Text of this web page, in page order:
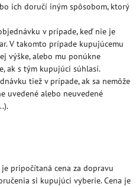
ich doručí iným spôsobom, ktorý
v prípade, keď nie je
V takomto prípade kupujúcemu
výške, alebo mu ponúkne
ak s tým kupujúci súhlasí.
tiež v prípade, ak sa nemôže
uvedené alebo neuvedené
pripočítaná cena za dopravu
si kupujúci vyberie. Cena je